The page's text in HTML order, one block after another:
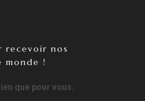
recevoir nos
monde !
que pour vous.